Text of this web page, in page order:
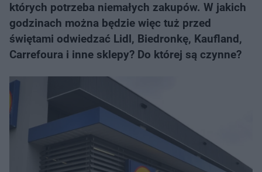
których potrzeba niemałych zakupów. W jakich
godzinach można będzie więc tuż przed
świętami odwiedzać Lidl, Biedronkę, Kaufland,
Carrefoura i inne sklepy? Do której są czynne?